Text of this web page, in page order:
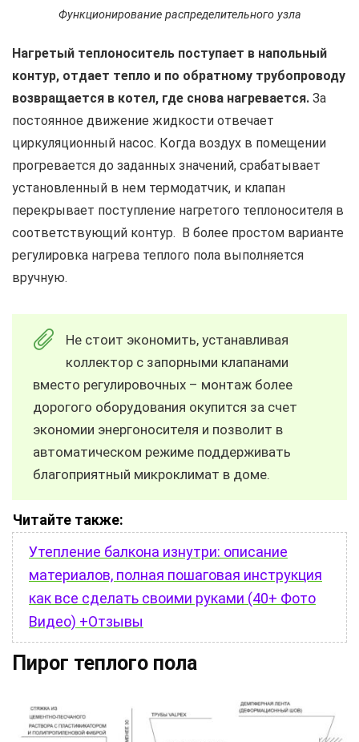
Функционирование распределительного узла
Нагретый теплоноситель поступает в напольный
контур, отдает тепло и по обратному трубопроводу
возвращается в котел, где снова нагревается. За
постоянное движение жидкости отвечает
циркуляционный насос. Когда воздух в помещении
прогревается до заданных значений, срабатывает
установленный в нем термодатчик, и клапан
перекрывает поступление нагретого теплоносителя в
соответствующий контур. В более простом варианте
регулировка нагрева теплого пола выполняется
вручную.
Не стоит экономить, устанавливая
коллектор с запорными клапанами
вместо регулировочных – монтаж более
дорогого оборудования окупится за счет
экономии энергоносителя и позволит в
автоматическом режиме поддерживать
благоприятный микроклимат в доме.
Читайте также:
Утепление балкона изнутри: описание
материалов, полная пошаговая инструкция
как все сделать своими руками (40+ Фото
Видео) +Отзывы
Пирог теплого пола